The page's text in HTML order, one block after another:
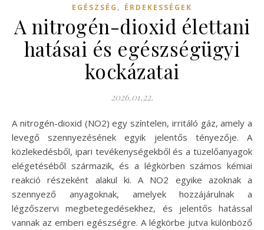
EGÉSZSÉG , ÉRDEKESSÉGEK
A nitrogén-dioxid élettani
hatásai és egészségügyi
kockázatai
2026.01.22.
A nitrogén-dioxid (NO2) egy színtelen, irritáló gáz, amely a
levegő szennyezésének egyik jelentős tényezője. A
közlekedésből, ipari tevékenységekből és a tüzelőanyagok
elégetéséből származik, és a légkörben számos kémiai
reakció részeként alakul ki. A NO2 egyike azoknak a
szennyező anyagoknak, amelyek hozzájárulnak a
légzőszervi megbetegedésekhez, és jelentős hatással
vannak az emberi egészségre. A légkörbe jutva különböző